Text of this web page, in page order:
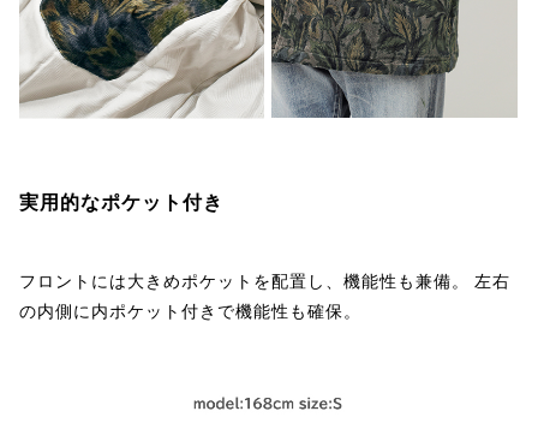
実用的なポケット付き
フロントには大きめポケットを配置し、機能性も兼備。 左右
の内側に内ポケット付きで機能性も確保。